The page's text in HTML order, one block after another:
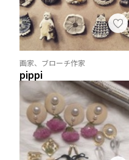
画家、ブローチ作家
pippi